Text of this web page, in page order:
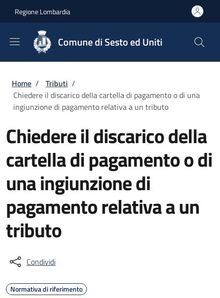
Regione Lombardia
Comune di Sesto ed Uniti
Briciole di pane
Home / Tributi /
Chiedere il discarico della cartella di pagamento o di una
ingiunzione di pagamento relativa a un tributo
Chiedere il discarico della
cartella di pagamento o di
una ingiunzione di
pagamento relativa a un
tributo
Condividi
Normativa di riferimento